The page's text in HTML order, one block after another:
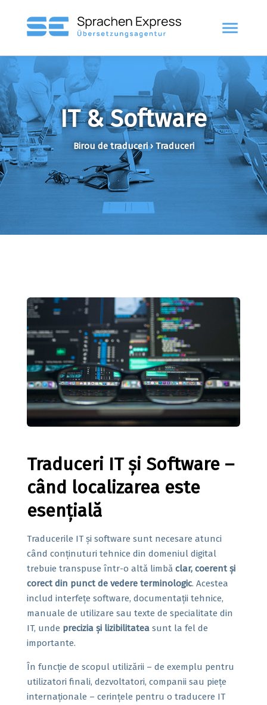
menu
IT & Software
Birou de traduceri › Traduceri
Traduceri IT și Software –
când localizarea este
esențială
Traducerile IT și software sunt necesare atunci
când conținuturi tehnice din domeniul digital
trebuie transpuse într-o altă limbă clar, coerent și
corect din punct de vedere terminologic. Acestea
includ interfețe software, documentații tehnice,
manuale de utilizare sau texte de specialitate din
IT, unde precizia și lizibilitatea sunt la fel de
importante.
În funcție de scopul utilizării – de exemplu pentru
utilizatori finali, dezvoltatori, companii sau piețe
internaționale – cerințele pentru o traducere IT